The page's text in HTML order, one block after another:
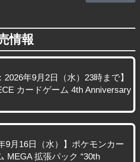
情報
2026年9月2日（水）23時まで】
カードゲーム 4th Anniversary
9月16日（水）】ポケモンカー
MEGA 拡張パック “30th